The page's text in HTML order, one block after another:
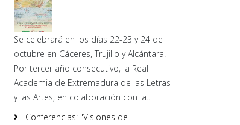
Se celebrará en los días 22-23 y 24 de
octubre en Cáceres, Trujillo y Alcántara.
Por tercer año consecutivo, la Real
Academia de Extremadura de las Letras
y las Artes, en colaboración con la...
Conferencias: "Visiones de